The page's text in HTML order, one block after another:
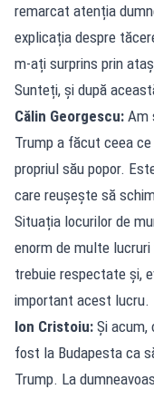
remarcat atenția
explicația despre
m-ați surprins prin
Sunteți, și după
Călin Georgescu: Am
Trump a făcut ceea
propriul său popor.
care reușește să
Situația locurilor de
enorm de multe
trebuie respectate și,
important acest lucru.
Ion Cristoiu: Și acum,
fost la Budapesta ca
Trump. La